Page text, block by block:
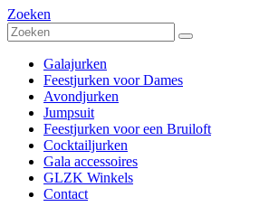
Zoeken
Galajurken
Feestjurken voor Dames
Avondjurken
Jumpsuit
Feestjurken voor een Bruiloft
Cocktailjurken
Gala accessoires
GLZK Winkels
Contact